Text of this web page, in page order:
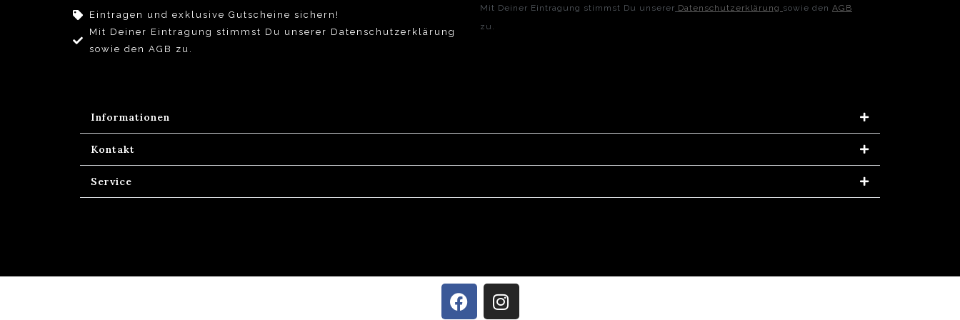
Eintragen und exklusive Gutscheine sichern!
Mit Deiner Eintragung stimmst Du unserer Datenschutzerklärung
sowie den AGB zu.
Mit Deiner Eintragung stimmst Du unserer Datenschutzerklärung sowie den AGB
zu.
Informationen
Kontakt
Service